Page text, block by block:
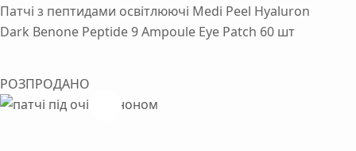
Патчі з пептидами освітлюючі Medi Peel Hyaluron
Dark Benone Peptide 9 Ampoule Eye Patch 60 шт
РОЗПРОДАНО